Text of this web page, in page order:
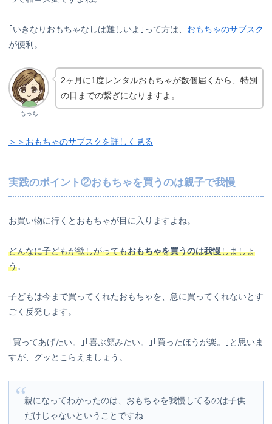
｢いきなりおもちゃなしは難しいよ｣って方は、 おもちゃのサブスク
が便利。
もっち
2ヶ月に1度レンタルおもちゃが数個届くから、特別
の日までの繋ぎになりますよ。
＞＞おもちゃのサブスクを詳しく見る
実践のポイント②おもちゃを買うのは親子で我慢
お買い物に行くとおもちゃが目に入りますよね。
どんなに子どもが欲しがってもおもちゃを買うのは我慢しましょ
う。
子どもは今まで買ってくれたおもちゃを、急に買ってくれないとす
ごく反発します。
｢買ってあげたい。｣｢喜ぶ顔みたい。｣｢買ったほうが楽。｣と思いま
すが、グッとこらえましょう。
親になってわかったのは、おもちゃを我慢してるのは子供
だけじゃないということですね